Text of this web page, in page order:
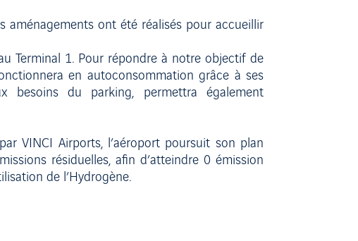
aménagements ont été réalisés pour accueillir
Terminal 1. Pour répondre à notre objectif de
en autoconsommation grâce à ses
besoins du parking, permettra également
VINCI Airports, l’aéroport poursuit son plan
résiduelles, afin d’atteindre 0 émission
de l’Hydrogène.